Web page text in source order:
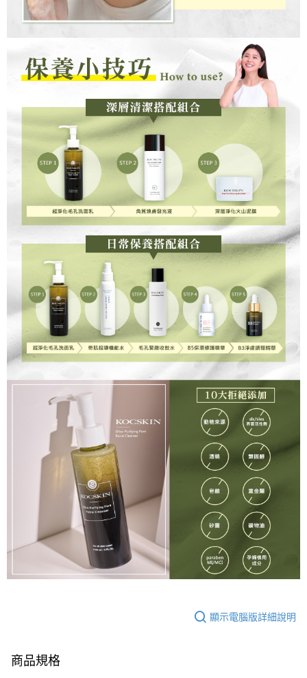
顯示電腦版詳細說明
商品規格